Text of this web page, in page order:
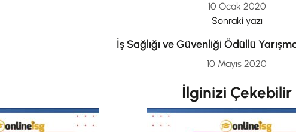
10 Ocak 2020
Sonraki yazı
İş Sağlığı ve Güvenliği Ödüllü
10 Mayıs 2020
İlginizi Çekebilir